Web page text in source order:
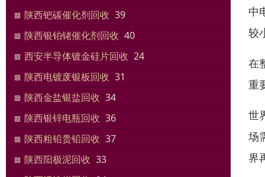
陕西钯碳催化剂回收 39
陕西银铂铑催化剂回收 40
西安半导体镀金硅片回收 24
陕西电镀废银板回收 31
陕西金盐银盐回收 34
陕西银锌电瓶回收 36
陕西粗铅贵铅回收 37
陕西阳极泥回收 33
中
较
在
重
世
场
界